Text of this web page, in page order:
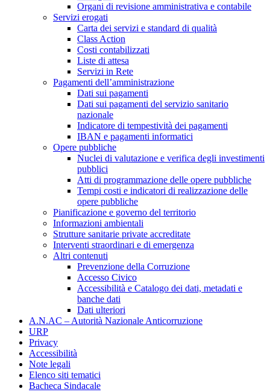
Organi di revisione amministrativa e contabile
Servizi erogati
Carta dei servizi e standard di qualità
Class Action
Costi contabilizzati
Liste di attesa
Servizi in Rete
Pagamenti dell’amministrazione
Dati sui pagamenti
Dati sui pagamenti del servizio sanitario
nazionale
Indicatore di tempestività dei pagamenti
IBAN e pagamenti informatici
Opere pubbliche
Nuclei di valutazione e verifica degli investimenti
pubblici
Atti di programmazione delle opere pubbliche
Tempi costi e indicatori di realizzazione delle
opere pubbliche
Pianificazione e governo del territorio
Informazioni ambientali
Strutture sanitarie private accreditate
Interventi straordinari e di emergenza
Altri contenuti
Prevenzione della Corruzione
Accesso Civico
Accessibilità e Catalogo dei dati, metadati e
banche dati
Dati ulteriori
A.N.AC – Autorità Nazionale Anticorruzione
URP
Privacy
Accessibilità
Note legali
Elenco siti tematici
Bacheca Sindacale